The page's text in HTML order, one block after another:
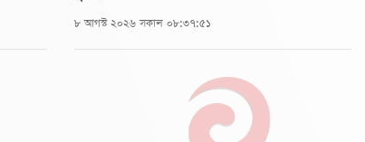
৮ আগস্ট ২০২৬ সকাল ০৮:৩৭:৫১